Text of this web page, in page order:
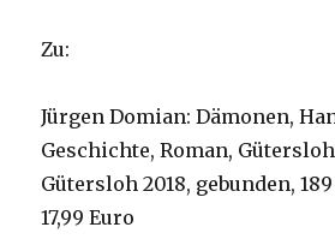
Zu:
Jürgen Domian: Dämonen,
Geschichte, Roman,
Gütersloh 2018, gebunden,
17,99 Euro